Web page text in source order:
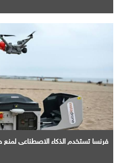
فرنسا تستخدم الذكاء الاصطناعي لمنع